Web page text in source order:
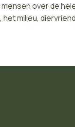
over de
milieu,